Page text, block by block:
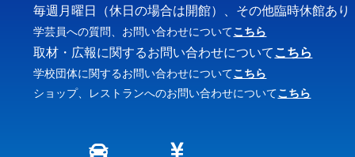
毎週月曜日（休日の場合は開館）、その他臨時休館あり
学芸員への質問、お問い合わせについてこちら
取材・広報に関するお問い合わせについて こちら
学校団体に関するお問い合わせについてこちら
ショップ、レストランへのお問い合わせについてこちら